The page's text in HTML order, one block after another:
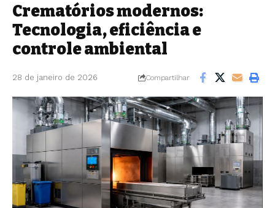
Crematórios modernos:
Tecnologia, eficiência e
controle ambiental
28 de janeiro de 2026 Compartilhar